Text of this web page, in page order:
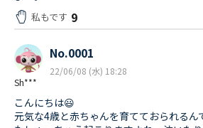
私もです 9
Sh***
No.0001
22/06/08 (水) 18:28
こんにちは😃
元気な4歳と赤ちゃんを育てておられるん